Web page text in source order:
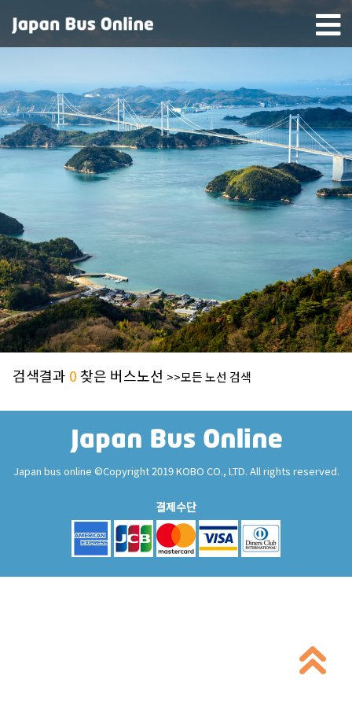
검색결과 0 찾은 버스노선 >>모든 노선 검색
Japan bus online ©Copyright 2019 KOBO CO., LTD. All rights reserved.
결제수단